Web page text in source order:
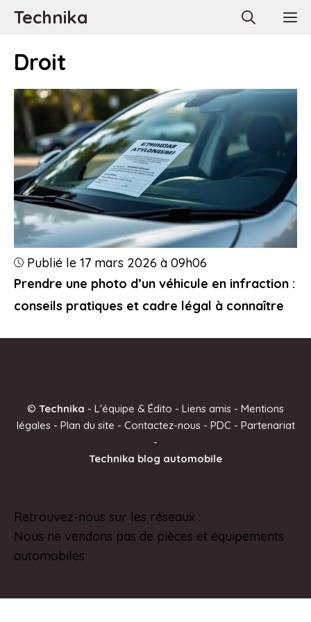
AllerTechnika
Droit
Prendre une photo d’un véhicule en infraction :
conseils pratiques et cadre légal à connaître
Publié le 17 mars 2026 à 09h06
© Technika - L'équipe & Édito - Liens amis - Mentions
légales- Plan du site - Contactez-nous- PDC - Partenariat
-
Technika blog automobile
Retrouvez-nous sur les réseaux :
Nous ne vendons pas de pièces et équipements
automobiles